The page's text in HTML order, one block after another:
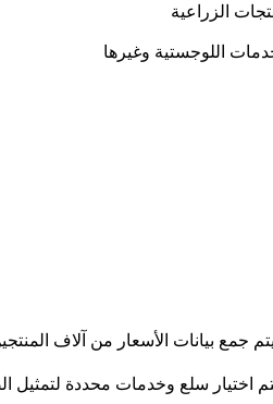
الزراعية
اللوجستية وغيرها
يتم جمع بيانات الأسعار من آلاف
اختيار سلع وخدمات محددة لتمثيل